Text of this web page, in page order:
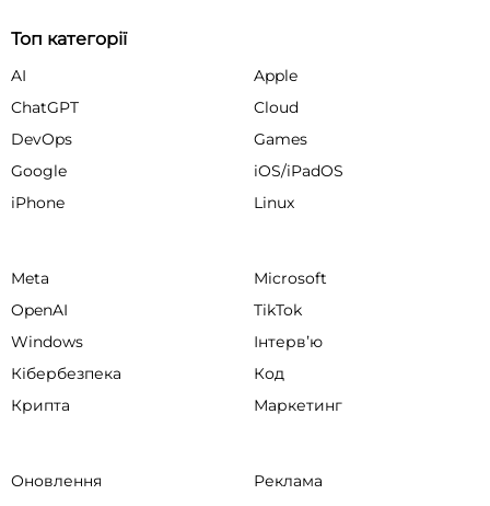
Топ категорії
AI
Apple
ChatGPT
Cloud
DevOps
Games
Google
iOS/iPadOS
iPhone
Linux
Meta
Microsoft
OpenAI
TikTok
Windows
Інтервʼю
Кібербезпека
Код
Крипта
Маркетинг
Оновлення
Реклама